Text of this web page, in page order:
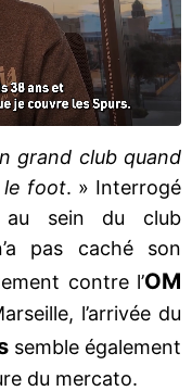
grand club quand
le foot. » Interrogé
au sein du club
pas caché son
contre l’OM
l’arrivée du
semble également
du mercato.